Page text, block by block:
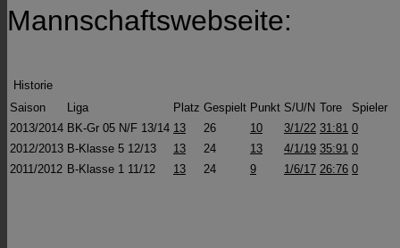
Mannschaftswebseite:
Historie
Saison
Liga Platz Gespielt Punkt S/U/N Tore
Spieler
2013/2014 BK-Gr 05 N/F 13/14 13 26 10 3/1/22 31:81 0
2012/2013 B-Klasse 5 12/13 13 24 13 4/1/19 35:91 0
2011/2012 B-Klasse 1 11/12 13 24 9 1/6/17 26:76 0